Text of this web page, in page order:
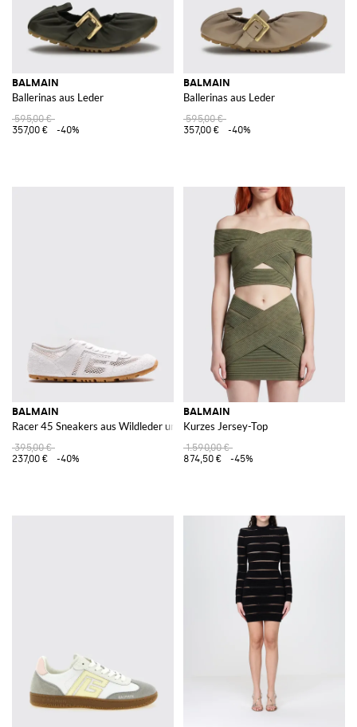
BALMAIN
Ballerinas aus Leder
595,00 €
357,00 €
-40%
BALMAIN
Ballerinas aus Leder
595,00 €
357,00 €
-40%
BALMAIN
Racer 45 Sneakers aus Wildleder und Mesh-Nylon
395,00 €
237,00 €
-40%
BALMAIN
Kurzes Jersey-Top
1.590,00 €
874,50 €
-45%